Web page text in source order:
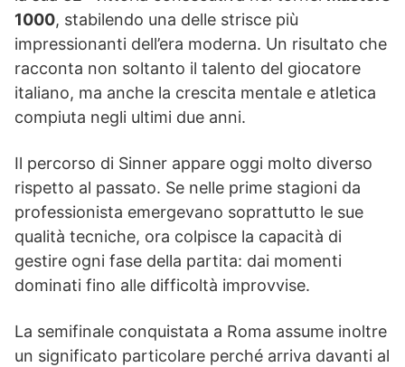
1000, stabilendo una delle strisce più
impressionanti dell’era moderna. Un risultato che
racconta non soltanto il talento del giocatore
italiano, ma anche la crescita mentale e atletica
compiuta negli ultimi due anni.
Il percorso di Sinner appare oggi molto diverso
rispetto al passato. Se nelle prime stagioni da
professionista emergevano soprattutto le sue
qualità tecniche, ora colpisce la capacità di
gestire ogni fase della partita: dai momenti
dominati fino alle difficoltà improvvise.
La semifinale conquistata a Roma assume inoltre
un significato particolare perché arriva davanti al